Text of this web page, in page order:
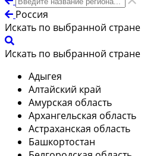
Россия
Искать по выбранной стране
Искать по выбранной стране
Адыгея
Алтайский край
Амурская область
Архангельская область
Астраханская область
Башкортостан